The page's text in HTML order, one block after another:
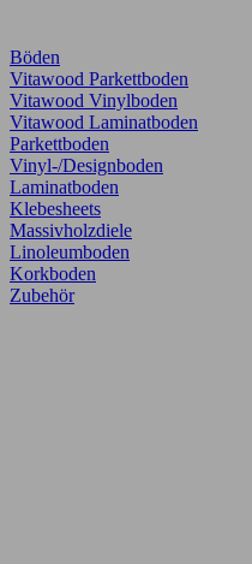
Böden
Vitawood Parkettboden
Vitawood Vinylboden
Vitawood Laminatboden
Parkettboden
Vinyl-/Designboden
Laminatboden
Klebesheets
Massivholzdiele
Linoleumboden
Korkboden
Zubehör